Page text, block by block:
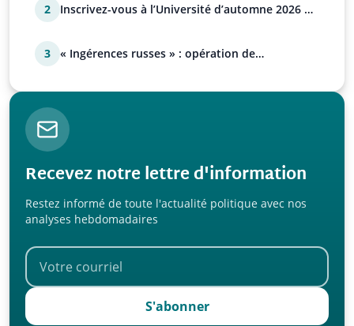
2
Inscrivez-vous à l’Université d’automne 2026 de
3
« Ingérences russes » : opération de
Recevez notre lettre d'information
Restez informé de toute l'actualité politique avec nos
analyses hebdomadaires
S'abonner